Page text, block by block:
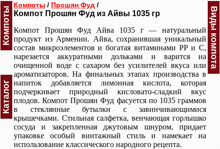
Компоты
Каталог
Компоты / Прошян Фуд /
Компот Прошян Фуд из Айвы 1035 гр
Компот Прошян Фуд Айва 1035 г — натуральный
продукт из Армении. Айва, сохранившая уникальный
состав микроэлементов и богатая витаминами РР и С,
нарезается аккуратными дольками и варится на
очищенной воде с сахаром без усилителей вкуса или
ароматизаторов. На финальных этапах производства в
напиток добавляется лимонная кислота, которая
подчеркивает природный кисловато-сладкий вкус
плодов. Компот Прошян Фуд фасуется по 1035 граммов
в стеклянные бутылки с завинчивающимися
крышечками. Стильная салфетка, венчающая горлышко
сосуда и закрепленная джутовым шнуром, придает
упаковке особый винтажный стиль и намекает на
использование классического народного рецепта.
Виды компота